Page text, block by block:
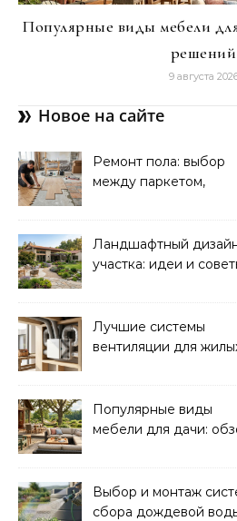
Популярные виды мебели
решений
9 августа
Новое на сайте
Ремонт пола: выбор
между паркетом,
Ландшафтный
участка: идеи и
Лучшие системы
вентиляции для
Популярные виды
мебели для дачи:
Выбор и монтаж
сбора дождевой